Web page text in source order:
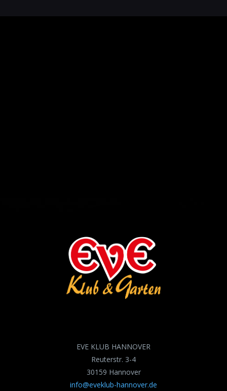
EVE KLUB HANNOVER
Reuterstr. 3-4
30159 Hannover
info@eveklub-hannover.de